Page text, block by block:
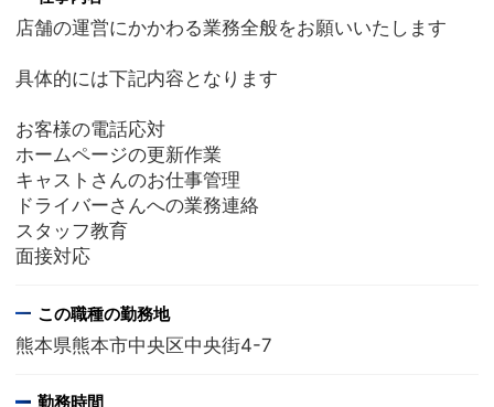
店舗の運営にかかわる業務全般をお願いいたします
具体的には下記内容となります
お客様の電話応対
ホームページの更新作業
キャストさんのお仕事管理
ドライバーさんへの業務連絡
スタッフ教育
面接対応
この職種の勤務地
熊本県熊本市中央区中央街4-7
勤務時間